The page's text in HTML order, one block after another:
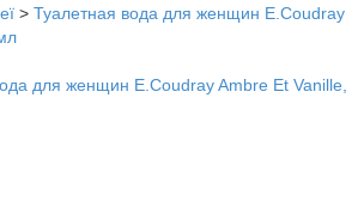
> Туалетная вода для женщин E.Coudray